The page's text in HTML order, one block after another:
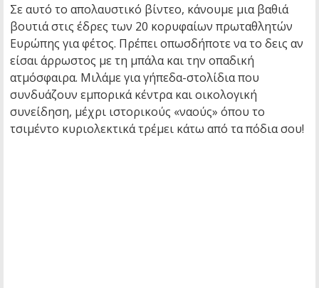
Σε αυτό το απολαυστικό βίντεο, κάνουμε μια βαθιά
βουτιά στις έδρες των 20 κορυφαίων πρωταθλητών
Ευρώπης για φέτος. Πρέπει οπωσδήποτε να το δεις αν
είσαι άρρωστος με τη μπάλα και την οπαδική
ατμόσφαιρα. Μιλάμε για γήπεδα-στολίδια που
συνδυάζουν εμπορικά κέντρα και οικολογική
συνείδηση, μέχρι ιστορικούς «ναούς» όπου το
τσιμέντο κυριολεκτικά τρέμει κάτω από τα πόδια σου!